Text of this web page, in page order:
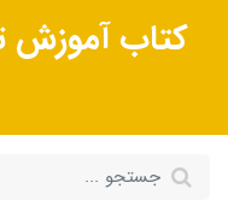
کتاب